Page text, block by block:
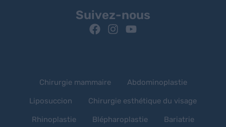
Suivez-nous
Chirurgie mammaire Abdominoplastie
Liposuccion Chirurgie esthétique du visage
Rhinoplastie Blépharoplastie Bariatrie